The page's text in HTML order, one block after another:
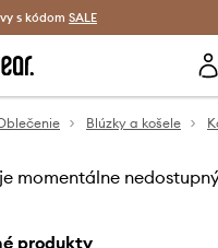
Šetrite s Answear Club >
s kódom SALE
Blúzky a košele
momentálne
produkty